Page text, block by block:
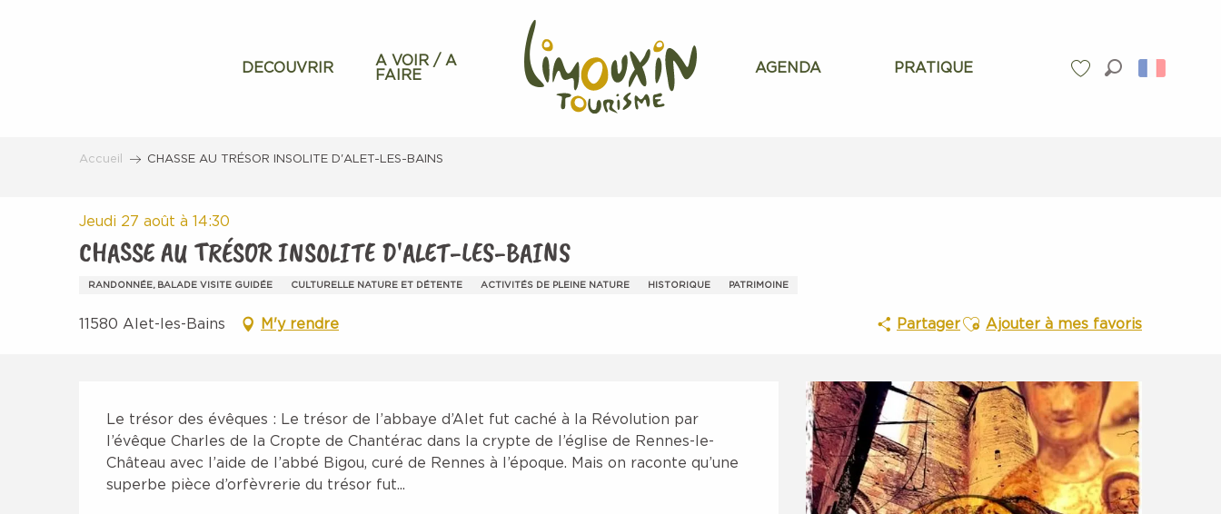
DECOUVRIR
A VOIR / A
FAIRE
AGENDA PRATIQUE
Accueil CHASSE AU TRÉSOR INSOLITE D'ALET-LES-BAINS
Jeudi 27 août à 14:30
CHASSE AU TRÉSOR INSOLITE D'ALET-LES-BAINS
RANDONNÉE, BALADE VISITE GUIDÉE CULTURELLE NATURE ET DÉTENTE ACTIVITÉS DE PLEINE NATURE HISTORIQUE PATRIMOINE
11580 Alet-les-Bains M'y rendre PartagerAjouter aux favoris
Ajouter à mes favoris
Description
Le trésor des évêques : Le trésor de l’abbaye d’Alet fut caché à la Révolution par
l’évêque Charles de la Cropte de Chantérac dans la crypte de l’église de Rennes-le-
Château avec l’aide de l’abbé Bigou, curé de Rennes à l’époque. Mais on raconte qu’une
superbe pièce d’orfèvrerie du trésor fut...